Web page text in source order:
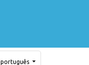
português